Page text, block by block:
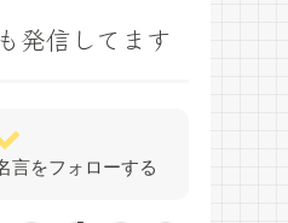
発信してます
言をフォローする